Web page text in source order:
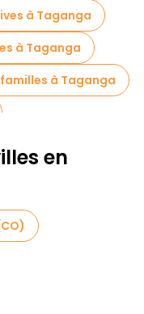
et les collines
photos dignes
de la ville et
à Taganga
à Taganga
à Taganga
en